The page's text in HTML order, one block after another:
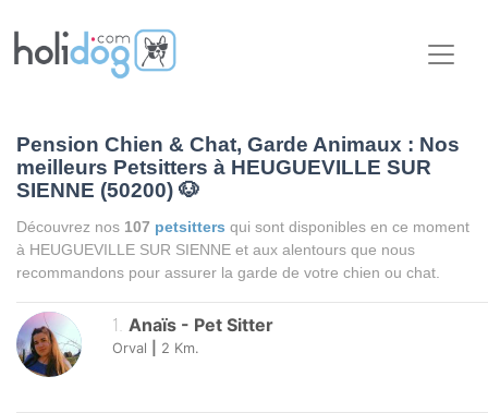
Pension Chien & Chat, Garde Animaux : Nos
meilleurs Petsitters à HEUGUEVILLE SUR
SIENNE (50200) 🐶
Découvrez nos 107 petsitters qui sont disponibles en ce moment
à HEUGUEVILLE SUR SIENNE et aux alentours que nous
recommandons pour assurer la garde de votre chien ou chat.
1. Anaïs - Pet Sitter
Orval 2 Km.